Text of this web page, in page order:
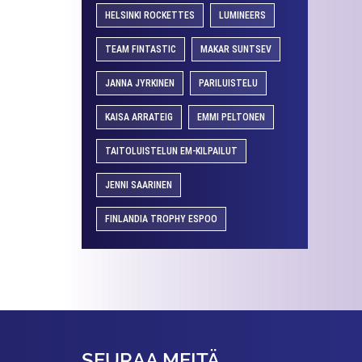
HELSINKI ROCKETTES LUMINEERS
TEAM FINTASTIC MAKAR SUNTSEV
JANNA JYRKINEN PARILUISTELU
KAISA ARRATEIG EMMI PELTONEN
TAITOLUISTELUN EM-KILPAILUT
JENNI SAARINEN
FINLANDIA TROPHY ESPOO